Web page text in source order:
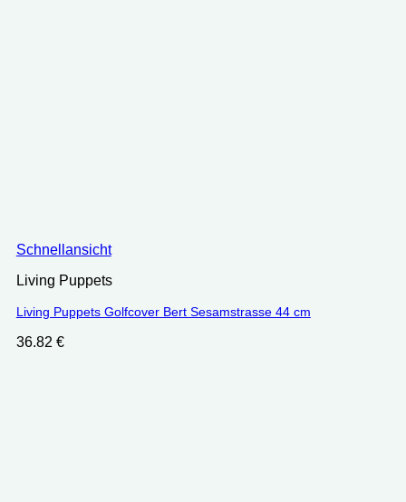
Schnellansicht
Living Puppets
Living Puppets Golfcover Bert Sesamstrasse 44 cm
36.82 €